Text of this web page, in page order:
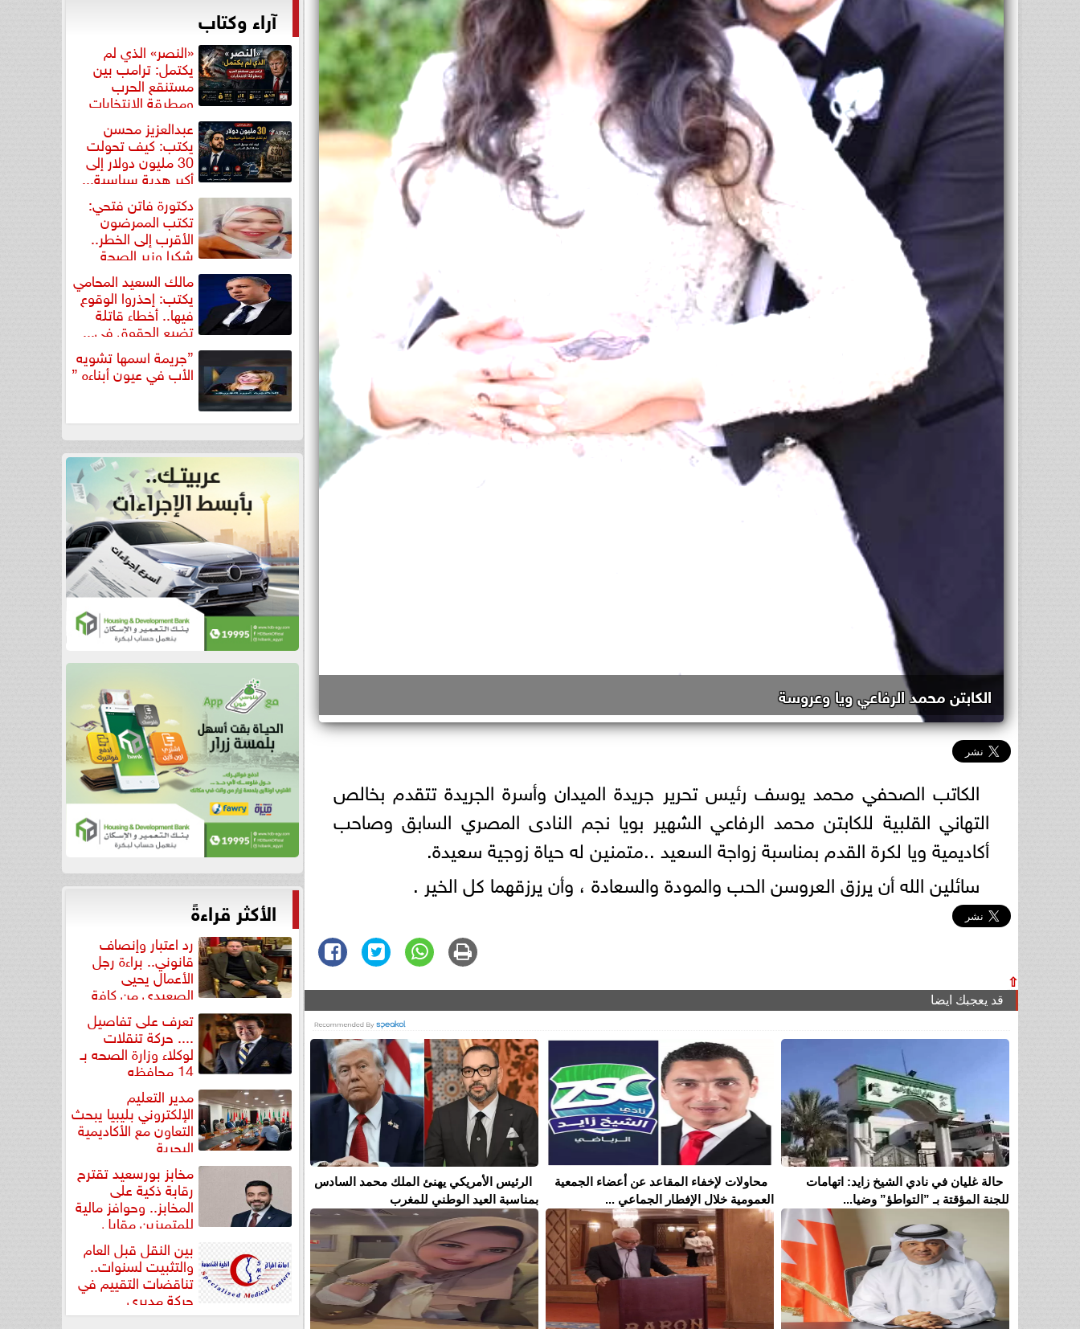
الكابتن محمد الرفاعي ويا وعروسة
الكاتب الصحفي محمد يوسف رئيس تحرير جريدة الميدان وأسرة الجريدة تتقدم بخالص
التهاني القلبية للكابتن محمد الرفاعي الشهير بويا نجم النادى المصري السابق وصاحب
أكاديمية ويا لكرة القدم بمناسبة زواجة السعيد ..متمنين له حياة زوجية سعيدة.
سائلين الله أن يرزق العروسن الحب والمودة والسعادة ، وأن يرزقهما كل الخير .
⇧
قد يعجبك ايضا
حالة غليان في نادي الشيخ زايد: اتهامات
للجنة المؤقتة بـ ”التواطؤ” وضيا...
محاولات لإخفاء المقاعد عن أعضاء الجمعية
العمومية خلال الإفطار الجماعي ...
الرئيس الأمريكي يهنئ الملك محمد السادس
بمناسبة العيد الوطني للمغرب
آراء وكتاب
«النصر» الذي لم
يكتمل: ترامب بين
مستنقع الحرب
ومطرقة الانتخابات
عبدالعزيز محسن
يكتب: كيف تحولت
30 مليون دولار إلى
أكبر هدية سياسية...
دكتورة فاتن فتحي:
تكتب الممرضون
الأقرب إلى الخطر..
شكرا وزير الصحة
لتكريم... مالك السعيد المحامي
يكتب: إحذروا الوقوع
فيها.. أخطاء قاتلة
تضيع الحقوق في...
”جريمة اسمها تشويه
الأب في عيون أبناءه ”
الأكثر قراءةً
رد اعتبار وإنصاف
قانوني.. براءة رجل
الأعمال يحيى
الصعيدي من كافة
التهم... تعرف على تفاصيل
.... حركة تنقلات
لوكلاء وزارة الصحه بـ
14 محافظه
مدير التعليم
الإلكتروني بليبيا يبحث
التعاون مع الأكاديمية
البحرية
مخابز بورسعيد تقترح
رقابة ذكية على
المخابز.. وحوافز مالية
للمتميزين مقابل
بين النقل قبل العام
والتثبيت لسنوات..
تناقضات التقييم في
حركة مديري
”مستشفيات...